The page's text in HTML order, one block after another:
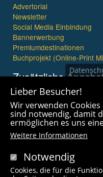
Advertorial
Newsletter
Social Media Einbindung
Bannerwerbung
Premiumdestinationen
Buchprojekt (Online-Print
Zusätzliche
Imagefilme und mehr
360° x 360° Fotografie
Copyright © 2021
Lieber Besucher!
Wir verwenden
sind notwendig, damit
ermöglichen es uns
Weitere Informationen
Notwendig
Cookies, die für die